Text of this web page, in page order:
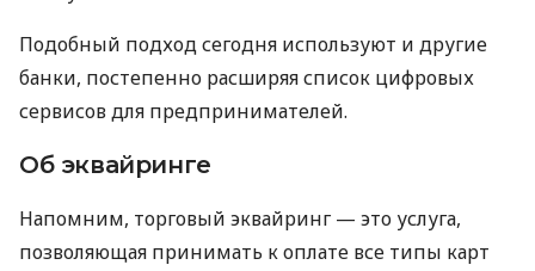
Подобный подход сегодня используют и другие
банки, постепенно расширяя список цифровых
сервисов для предпринимателей.
Об эквайринге
Напомним, торговый эквайринг — это услуга,
позволяющая принимать к оплате все типы карт